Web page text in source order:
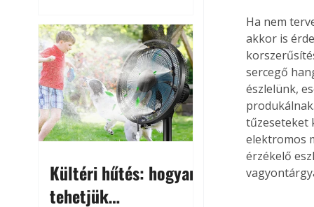
megközelítheti. Ez nemcsak a
beszállást teszi kellemetlenné,
hanem az autó állapotára és a
benne hagyott tárgyakra is
káros hatással lehet. Néhány
egyszerű óvintézkedéssel
azonban jelentősen
csökkenthetjük a hőség káros
Kültéri hűtés: hogyan
tehetjük
Ha nem
akkor is
sercegő
észlelünk,
tűzeseteket
elektromos
érzékelő